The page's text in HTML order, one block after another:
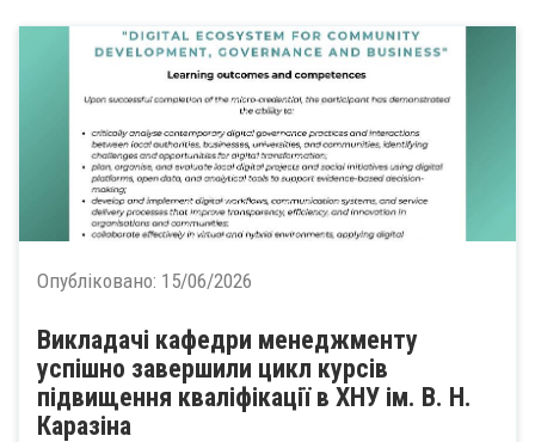
Опубліковано: 15/06/2026
Викладачі кафедри менеджменту
успішно завершили цикл курсів
підвищення кваліфікації в ХНУ ім. В. Н.
Каразіна